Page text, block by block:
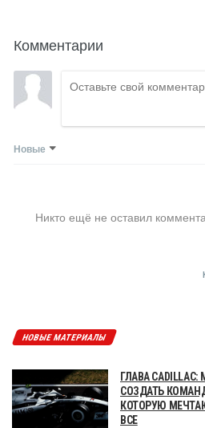
Комментарии
Новые
Никто ещё не оставил
НОВЫЕ МАТЕРИАЛЫ
ГЛАВА
СОЗДАТЬ
КОТОРУЮ
ВСЕ